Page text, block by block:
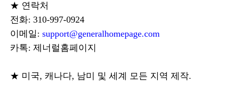
★ 연락처
전화: 310-997-0924
이메일: support@generalhomepage.com
카톡: 제너럴홈페이지
★ 미국, 캐나다, 남미 및 세계 모든 지역 제작.